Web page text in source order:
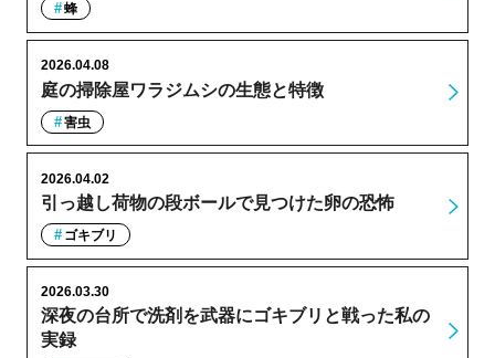
蜂
庭の掃除屋ワラジムシの生態と特徴
2026.04.08
害虫
引っ越し荷物の段ボールで見つけた卵の恐怖
2026.04.02
ゴキブリ
深夜の台所で洗剤を武器にゴキブリと戦った私の
実録
2026.03.30